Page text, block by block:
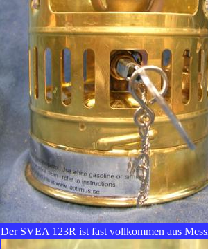
Der SVEA 123R ist fast vollkommen aus